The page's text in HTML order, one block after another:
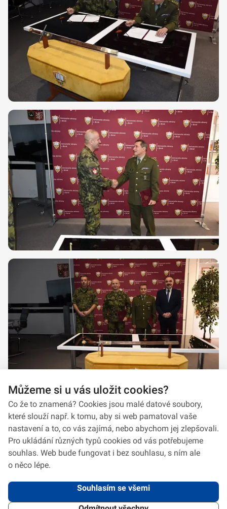
Můžeme si u vás uložit cookies?
Co že to znamená? Cookies jsou malé datové soubory,
které slouží např. k tomu, aby si web pamatoval vaše
nastavení a to, co vás zajímá, nebo abychom jej zlepšovali.
Pro ukládání různých typů cookies od vás potřebujeme
souhlas. Web bude fungovat i bez souhlasu, s ním ale
o něco lépe.
Souhlasím se všemi